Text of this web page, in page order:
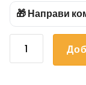
🎁 Направи
количество